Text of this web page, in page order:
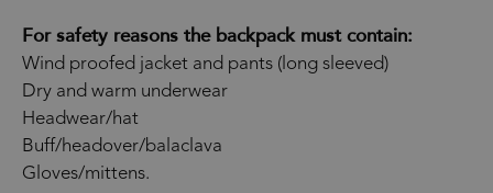
For safety reasons the backpack must contain:
Wind proofed jacket and pants (long sleeved)
Dry and warm underwear
Headwear/hat
Buff/headover/balaclava
Gloves/mittens.